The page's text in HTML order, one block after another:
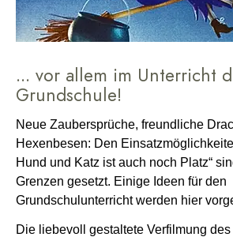
... vor allem im Unterricht
Grundschule!
Neue Zaubersprüche, freundliche
Hexenbesen: Den
Hund und Katz ist auch noch Platz“
Grenzen gesetzt. Einige Ideen für den
Grundschulunterricht werden hier
Die liebevoll gestaltete Verfilmung